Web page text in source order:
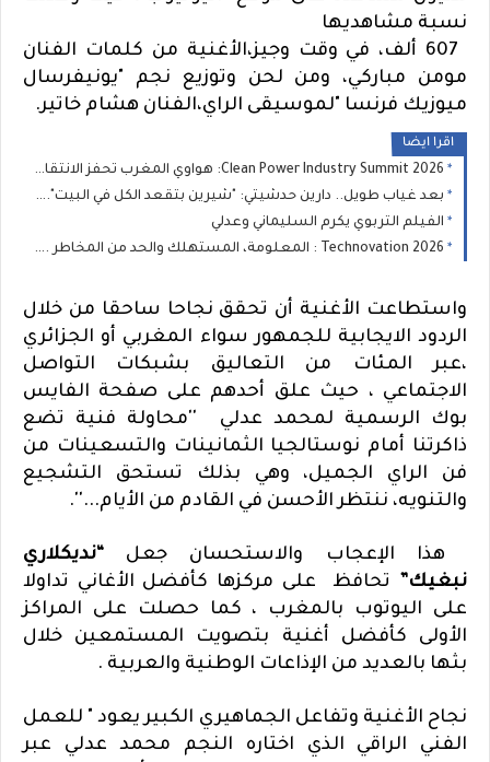
نسبة مشاهديها
607 ألف، في وقت وجيز،الأغنية من كلمات الفنان
مومن مباركي، ومن لحن وتوزيع نجم "يونيفرسال
ميوزيك فرنسا "لموسيقى الراي،الفنان هشام خاتير.
اقرا ايضا
Clean Power Industry Summit 2026: هواوي المغرب تحفز الانتقال الطاقي الصناعي في المغرب
بعد غياب طويل.. دارين حدشيتي: "شيرين بتقعد الكل في البيت".. وفضل شاكر يستحق البراءة
الفيلم التربوي يكرم السليماني وعدلي
Technovation 2026 : المعلومة، المستهلك والحد من المخاطر ... المواطن في صلب السياسات الصحية
واستطاعت الأغنية أن تحقق نجاحا ساحقا من خلال
الردود الايجابية للجمهور سواء المغربي أو الجزائري
،عبر المئات من التعاليق بشبكات التواصل
الاجتماعي ، حيث علق أحدهم على صفحة الفايس
بوك الرسمية لمحمد عدلي ''محاولة فنية تضع
ذاكرتنا أمام نوستالجيا الثمانينات والتسعينات من
فن الراي الجميل، وهي بذلك تستحق التشجيع
والتنويه، ننتظر الأحسن في القادم من الأيام...''.
هذا الإعجاب والاستحسان جعل “نديكلاري
نبغيك”
تحافظ على مركزها كأفضل الأغاني تداولا
على اليوتوب بالمغرب ، كما حصلت على المراكز
الأولى كأفضل أغنية بتصويت المستمعين خلال
بثها بالعديد من الإذاعات الوطنية والعربية .
نجاح الأغنية وتفاعل الجماهيري الكبير يعود " للعمل
الفني الراقي الذي اختاره النجم محمد عدلي عبر